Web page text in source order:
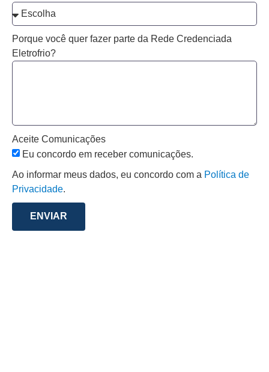
Porque você quer fazer parte da Rede Credenciada
Eletrofrio?
Aceite Comunicações
Eu concordo em receber comunicações.
Ao informar meus dados, eu concordo com a Política de
Privacidade.
ENVIAR